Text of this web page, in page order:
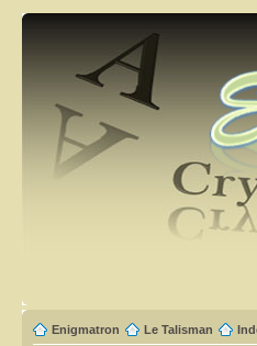
Enigmatron Le Talisman